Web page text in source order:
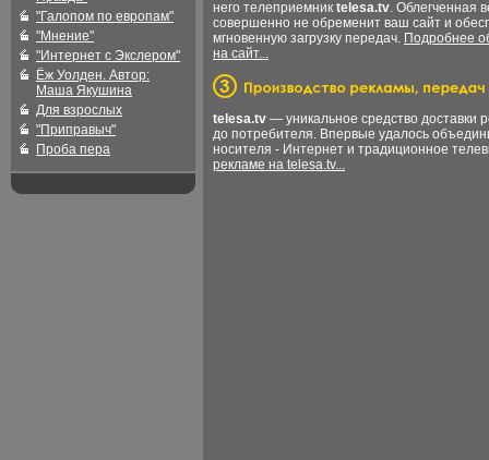
"Галопом по европам"
"Мнение"
"Интернет с Экслером"
Ёж Уолден. Автор:
Маша Якушина
Для взрослых
"Приправыч"
Проба пера
него телеприемник telesa.tv. Облегченная
совершенно не обременит ваш сайт и
мгновенную загрузку передач. Подробнее
на сайт...
telesa.tv — уникальное средство доставки
до потребителя. Впервые удалось
носителя - Интернет и традиционное
рекламе на telesa.tv...